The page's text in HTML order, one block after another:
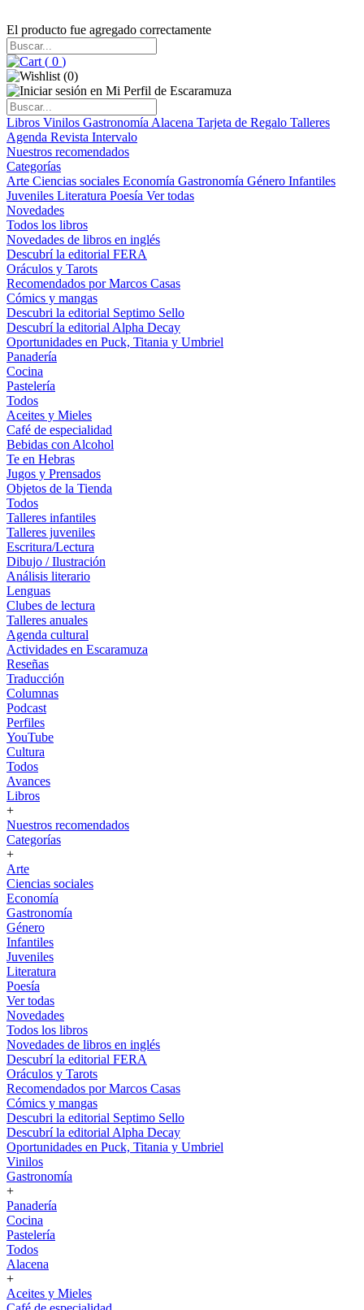
El producto fue agregado correctamente
( 0 )
(0)
Libros Vinilos Gastronomía Alacena Tarjeta de Regalo Talleres
Agenda Revista Intervalo
Nuestros recomendados
Categorías
Arte Ciencias sociales Economía Gastronomía Género Infantiles
Juveniles Literatura Poesía Ver todas
Novedades
Todos los libros
Novedades de libros en inglés
Descubrí la editorial FERA
Oráculos y Tarots
Recomendados por Marcos Casas
Cómics y mangas
Descubri la editorial Septimo Sello
Descubrí la editorial Alpha Decay
Oportunidades en Puck, Titania y Umbriel
Panadería
Cocina
Pastelería
Todos
Aceites y Mieles
Café de especialidad
Bebidas con Alcohol
Te en Hebras
Jugos y Prensados
Objetos de la Tienda
Todos
Talleres infantiles
Talleres juveniles
Escritura/Lectura
Dibujo / Ilustración
Análisis literario
Lenguas
Clubes de lectura
Talleres anuales
Agenda cultural
Actividades en Escaramuza
Reseñas
Traducción
Columnas
Podcast
Perfiles
YouTube
Cultura
Todos
Avances
Libros
+
Nuestros recomendados
Categorías
+
Arte
Ciencias sociales
Economía
Gastronomía
Género
Infantiles
Juveniles
Literatura
Poesía
Ver todas
Novedades
Todos los libros
Novedades de libros en inglés
Descubrí la editorial FERA
Oráculos y Tarots
Recomendados por Marcos Casas
Cómics y mangas
Descubri la editorial Septimo Sello
Descubrí la editorial Alpha Decay
Oportunidades en Puck, Titania y Umbriel
Vinilos
Gastronomía
+
Panadería
Cocina
Pastelería
Todos
Alacena
+
Aceites y Mieles